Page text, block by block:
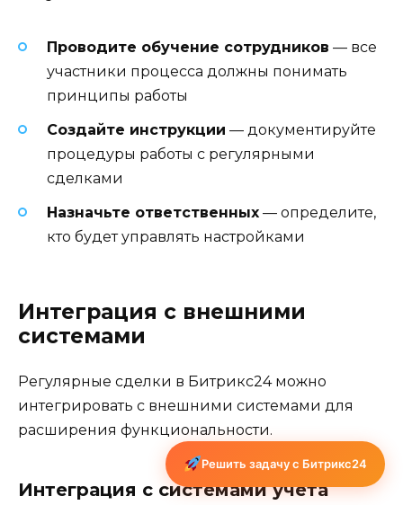
Проводите обучение сотрудников — все
участники процесса должны понимать
принципы работы
Создайте инструкции — документируйте
процедуры работы с регулярными
сделками
Назначьте ответственных — определите,
кто будет управлять настройками
Интеграция с внешними
системами
Регулярные сделки в Битрикс24 можно
интегрировать с внешними системами для
расширения функциональности.
Интеграция с системами учета
Решить задачу с Битрикс24